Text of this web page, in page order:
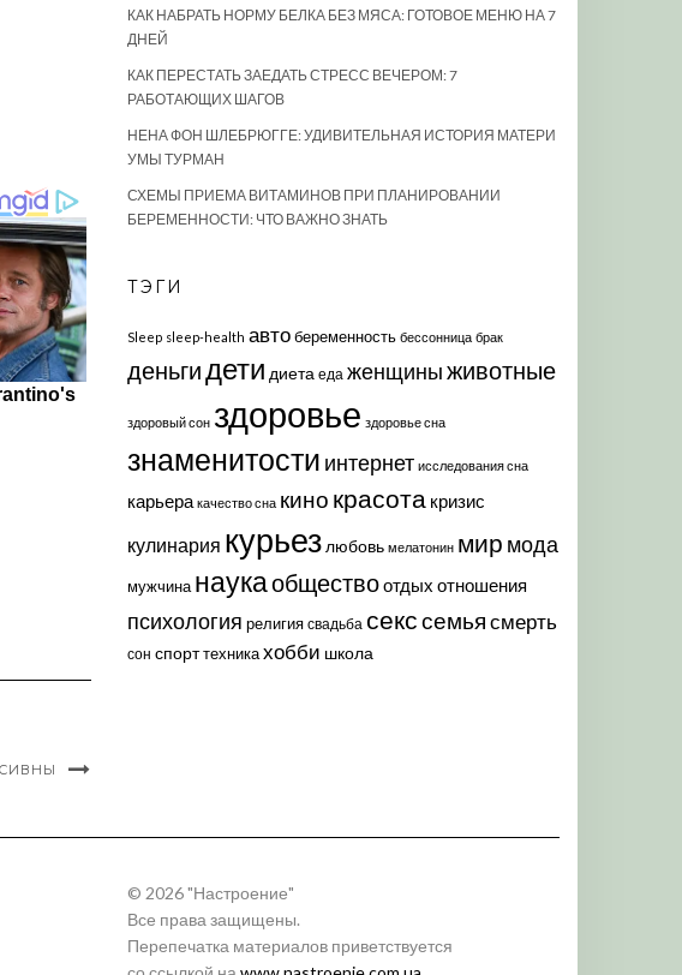
КАК НАБРАТЬ НОРМУ БЕЛКА БЕЗ МЯСА: ГОТОВОЕ МЕНЮ НА 7
ДНЕЙ
КАК ПЕРЕСТАТЬ ЗАЕДАТЬ СТРЕСС ВЕЧЕРОМ: 7
РАБОТАЮЩИХ ШАГОВ
НЕНА ФОН ШЛЕБРЮГГЕ: УДИВИТЕЛЬНАЯ ИСТОРИЯ МАТЕРИ
УМЫ ТУРМАН
СХЕМЫ ПРИЕМА ВИТАМИНОВ ПРИ ПЛАНИРОВАНИИ
БЕРЕМЕННОСТИ: ЧТО ВАЖНО ЗНАТЬ
ТЭГИ
Sleep sleep-health автобеременность бессонница брак
деньгидети диета еда женщиныживотные
здоровый сон здоровье здоровье сна
знаменитости интернет исследования сна
карьера качество сна кино красота кризис
кулинария курьез любовь мелатонин мир мода
мужчина наукаобществоотдых отношения
психология религия свадьба секссемья смерть
сон спорттехникахобби школа
© 2026 "Настроение"
Все права защищены.
Перепечатка материалов приветствуется